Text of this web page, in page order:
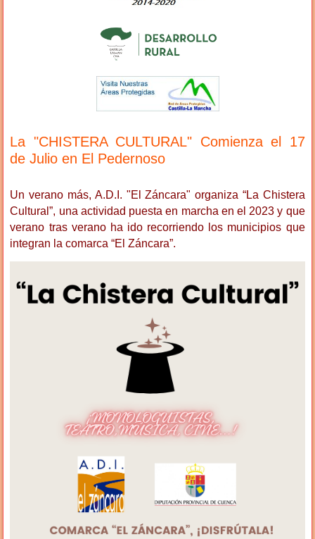
La "CHISTERA CULTURAL" Comienza el 17
de Julio en El Pedernoso
Un verano más, A.D.I. "El Záncara" organiza “La Chistera
Cultural”, una actividad puesta en marcha en el 2023 y que
verano tras verano ha ido recorriendo los municipios que
integran la comarca “El Záncara”.